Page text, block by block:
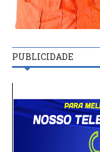
PUBLICIDADE